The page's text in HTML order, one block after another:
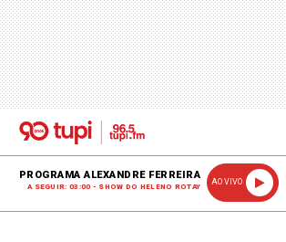
PROGRAMA ALEXANDRE FERREIRA
A SEGUIR: 03:00 - SHOW DO HELENO ROTAY
AO VIVO